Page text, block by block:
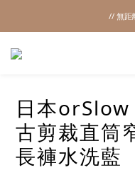
// 無
日本
古剪裁直筒
長褲水洗藍